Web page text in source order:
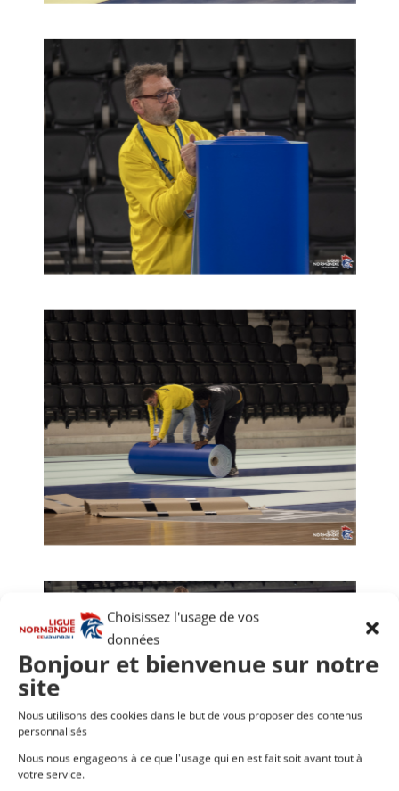
Choisissez l'usage de vos
données
Bonjour et bienvenue sur notre
site
Nous utilisons des cookies dans le but de vous proposer des contenus
personnalisés
Nous nous engageons à ce que l'usage qui en est fait soit avant tout à
votre service.